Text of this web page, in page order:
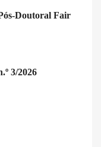
Doutoral Fair
3/2026